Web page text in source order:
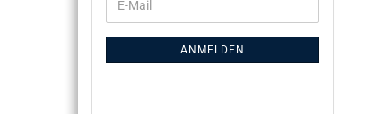
ANMELDEN